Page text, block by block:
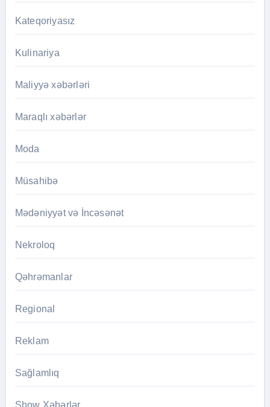
Kateqoriyasız
Kulinariya
Maliyyə xəbərləri
Maraqlı xəbərlər
Moda
Müsahibə
Mədəniyyət və İncəsənət
Nekroloq
Qəhrəmanlar
Regional
Reklam
Sağlamlıq